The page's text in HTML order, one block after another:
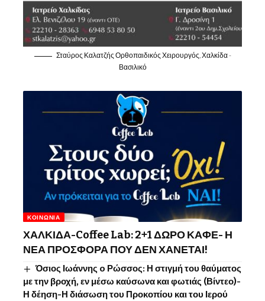
Σταύρος Καλατζής Ορθοπαιδικός Χειρουργός, Χαλκίδα -
Βασιλικό
ΚΟΙΝΩΝΊΑ
ΧΑΛΚΙΔΑ-Coffee Lab: 2+1 ΔΩΡΟ ΚΑΦΕ- Η
ΝΕΑ ΠΡΟΣΦΟΡΑ ΠΟΥ ΔΕΝ ΧΑΝΕΤΑΙ!
Όσιος Ιωάννης o Ρώσσος: Η στιγμή του θαύματος
με την βροχή, εν μέσω καύσωνα και φωτιάς (Βίντεο)-
Η δέηση-Η διάσωση του Προκοπίου και του Ιερού